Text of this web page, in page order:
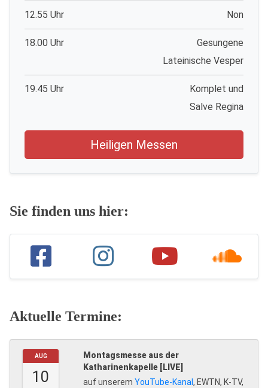
12.55 Uhr Non
18.00 Uhr
Gesungene
Lateinische Vesper
19.45 Uhr
Komplet und
Salve Regina
Heiligen Messen
Sie finden uns hier:
Aktuelle Termine:
AUG
10
Montagsmesse aus der
Katharinenkapelle [LIVE]
auf unserem YouTube-Kanal, EWTN, K-TV,